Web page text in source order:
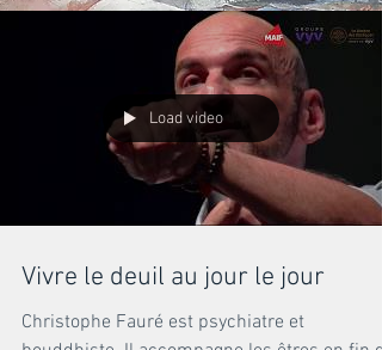
Load video
Vivre le deuil au jour le jour
Christophe Fauré est psychiatre et